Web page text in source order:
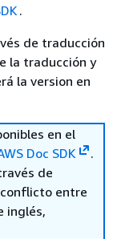
.
de traducción
la traducción y
la version en
en el
Doc SDK
.
de
entre
inglés,